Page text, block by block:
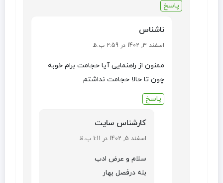
پاسخ
ناشناس
اسفند 3, 1402 در 2:59 ب.ظ
ممنون از راهنمایی آیا حجامت برام خوبه
چون تا حالا حجامت نداشتم
پاسخ
کارشناس سایت
اسفند 5, 1402 در 1:11 ب.ظ
سلام و عرض ادب
بله درفصل بهار